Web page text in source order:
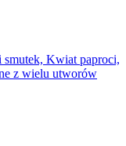
smutek, Kwiat paproci,
z wielu utworów